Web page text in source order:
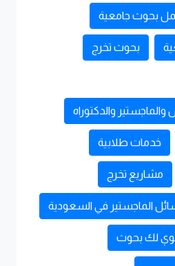
بحوث جامعية
بحوث تخرج
والماجستير والدكتوراه
خدمات طلابية
مشاريع تخرج
الماجستير في السعودية
لك بحوث